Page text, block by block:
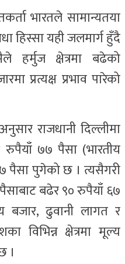
भारतले सामान्यतया
हिस्सा यही जलमार्ग हुँदै
हर्मुज क्षेत्रमा बढेको
प्रत्यक्ष प्रभाव पारेको
राजधानी दिल्लीमा
रुपैयाँ ७७ पैसा (भारतीय
पैसा पुगेको छ । त्यसैगरी
बढेर ९० रुपैयाँ ६७
बजार, ढुवानी लागत र
विभिन्न क्षेत्रमा मूल्य
।